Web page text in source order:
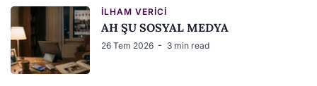
İLHAM VERICI
AH ŞU SOSYAL MEDYA
26 Tem 2026 3 min read